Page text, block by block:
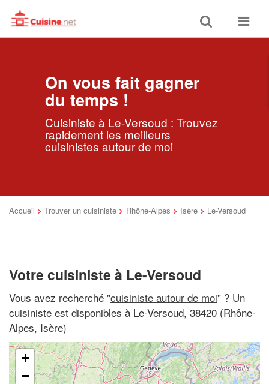
Toggle
search
Toggle
On vous fait gagner
du temps !
Cuisiniste à Le-Versoud : Trouvez
rapidement les meilleurs
cuisinistes autour de moi
Accueil > Trouver un cuisiniste > Rhône-Alpes > Isère > Le-Versoud
Votre cuisiniste à Le-Versoud
Vous avez recherché "cuisiniste autour de moi" ? Un
cuisiniste est disponibles à Le-Versoud, 38420 (Rhône-
Alpes, Isère)
+
−